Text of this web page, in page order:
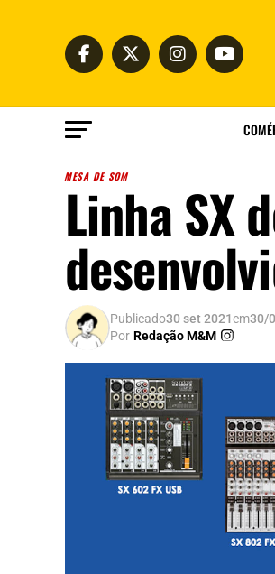
MESA DE SOM
Linha SX
Publicado30 set 2021em30/
Por Redação M&M